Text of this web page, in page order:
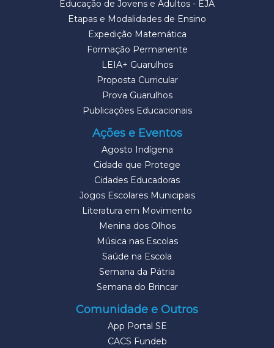
Educação de Jovens e Adultos - EJA
Etapas e Modalidades de Ensino
Expedição Matemática
Formação Permanente
LEIA+ Guarulhos
Proposta Curricular
Prova Guarulhos
Publicações Educacionais
Ações e Eventos
Agosto Indígena
Cidade que Protege
Cidades Educadoras
Jogos Escolares Municipais
Literatura em Movimento
Menina dos Olhos
Música nas Escolas
Saúde na Escola
Semana da Pátria
Semana do Brincar
Comunidade e Outros
App Portal SE
CACS Fundeb